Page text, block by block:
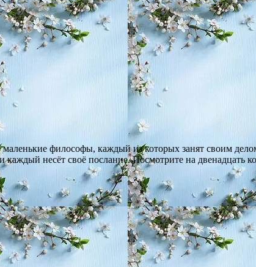
философы, каждый из которых занят своим
несёт своё послание. Посмотрите на двенадцать